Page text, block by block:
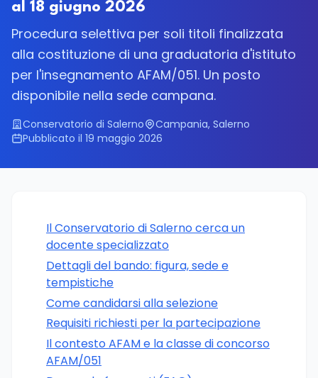
al 18 giugno 2026
Procedura selettiva per soli titoli finalizzata
alla costituzione di una graduatoria d'istituto
per l'insegnamento AFAM/051. Un posto
disponibile nella sede campana.
Conservatorio di Salerno
Campania, Salerno
Pubblicato il 19 maggio 2026
Il Conservatorio di Salerno cerca un
docente specializzato
Dettagli del bando: figura, sede e
tempistiche
Come candidarsi alla selezione
Requisiti richiesti per la partecipazione
Il contesto AFAM e la classe di concorso
AFAM/051